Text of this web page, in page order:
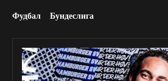
Фудбал Бундеслига